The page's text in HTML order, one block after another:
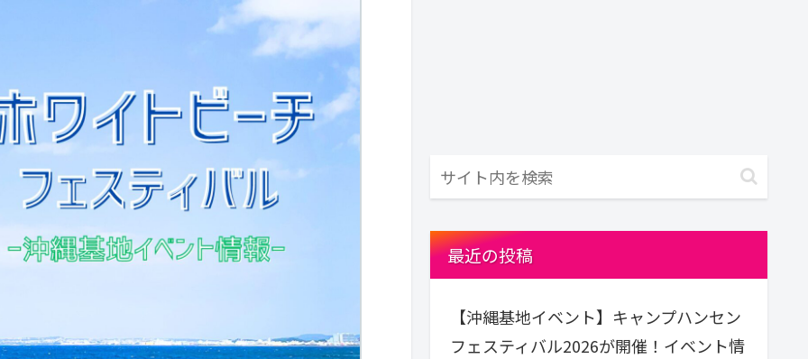
最近の投稿
【沖縄基地イベント】キャンプハンセン
フェスティバル2026が開催！イベント情